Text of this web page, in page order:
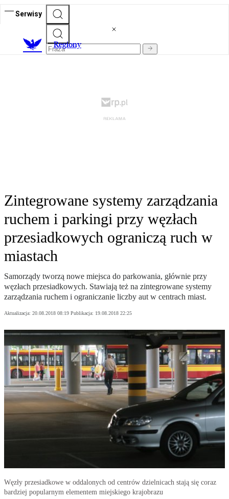
Serwisy
Regiony
Zintegrowane systemy zarządzania
ruchem i parkingi przy węzłach
przesiadkowych ograniczą ruch w
miastach
Samorządy tworzą nowe miejsca do parkowania, głównie przy
węzłach przesiadkowych. Stawiają też na zintegrowane systemy
zarządzania ruchem i ograniczanie liczby aut w centrach miast.
Aktualizacja: 20.08.2018 08:19 Publikacja: 19.08.2018 22:25
Węzły przesiadkowe w oddalonych od centrów dzielnicach stają się coraz
bardziej popularnym elementem miejskiego krajobrazu